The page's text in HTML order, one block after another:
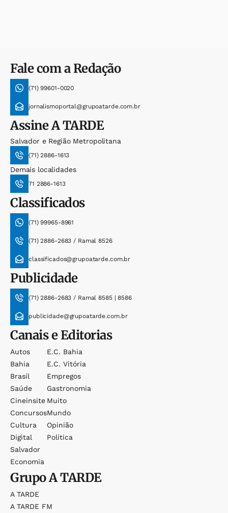
Fale com a Redação
(71) 99601-0020
jornalismoportal@grupoatarde.com.br
AssineA TARDE
Salvador e Região Metropolitana
(71) 2886-1613
Demais localidades
71 2886-1613
Classificados
(71) 99965-8961
(71) 2886-2683 / Ramal 8526
classificados@grupoatarde.com.br
Publicidade
(71) 2886-2683 / Ramal 8585 | 8586
publicidade@grupoatarde.com.br
Canais e Editorias
Autos
Bahia
Brasil
Saúde
Cineinsite
Concursos
Cultura
Digital
Salvador
Economia
E.c. Bahia
E.c. Vitória
Empregos
Gastronomia
Muito
Mundo
Opinião
Política
GrupoA TARDE
A TARDE
A TARDE FM